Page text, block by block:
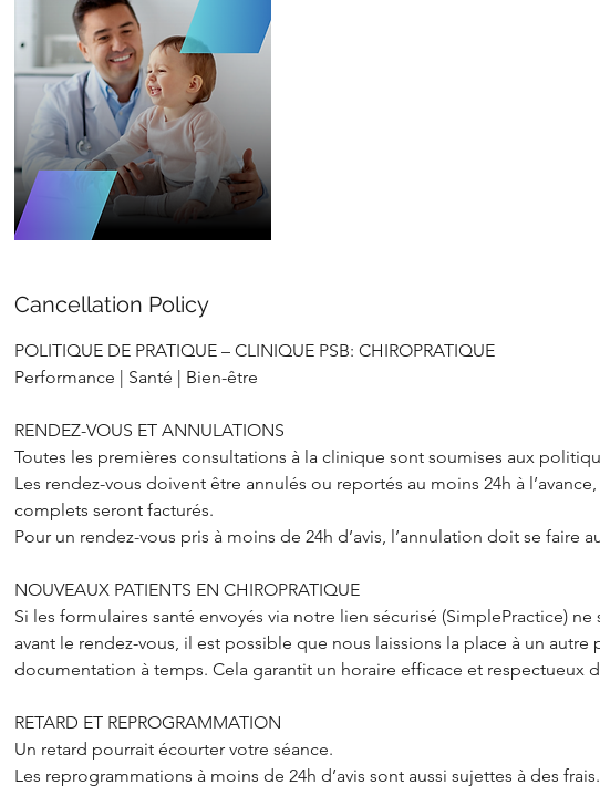
Cancellation Policy
POLITIQUE DE PRATIQUE – CLINIQUE PSB: CHIROPRATIQUE
Performance | Santé | Bien-être
RENDEZ-VOUS ET ANNULATIONS
Toutes les premières consultations à la clinique sont soumises aux
Les rendez-vous doivent être annulés ou reportés au moins 24h à
complets seront facturés.
Pour un rendez-vous pris à moins de 24h d’avis, l’annulation doit se faire
NOUVEAUX PATIENTS EN CHIROPRATIQUE
Si les formulaires santé envoyés via notre lien sécurisé (SimplePractice)
avant le rendez-vous, il est possible que nous laissions la place à un autre
documentation à temps. Cela garantit un horaire efficace et respectueux
RETARD ET REPROGRAMMATION
Un retard pourrait écourter votre séance.
Les reprogrammations à moins de 24h d’avis sont aussi sujettes à des frais.